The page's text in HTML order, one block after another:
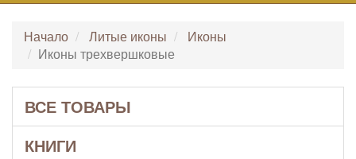
Начало Литые иконы
Иконы
Иконы трехвершковые
ВСЕ ТОВАРЫ
КНИГИ